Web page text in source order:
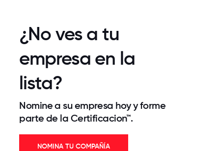
¿No ves a tu
empresa en la
lista?
Nomine a su empresa hoy y forme
parte de la Certificacion™.
NOMINA TU COMPAÑÍA